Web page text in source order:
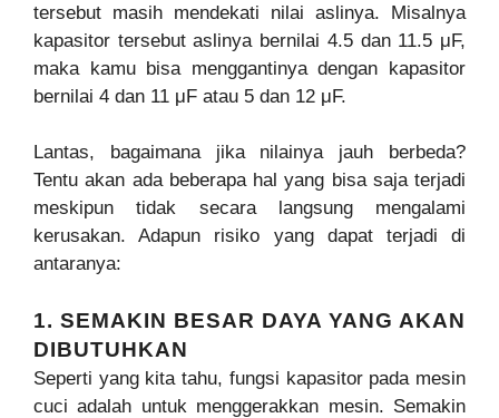
tersebut masih mendekati nilai aslinya. Misalnya
kapasitor tersebut aslinya bernilai 4.5 dan 11.5 μF,
maka kamu bisa menggantinya dengan kapasitor
bernilai 4 dan 11 μF atau 5 dan 12 μF.
Lantas, bagaimana jika nilainya jauh berbeda?
Tentu akan ada beberapa hal yang bisa saja terjadi
meskipun tidak secara langsung mengalami
kerusakan. Adapun risiko yang dapat terjadi di
antaranya:
1. SEMAKIN BESAR DAYA YANG AKAN
DIBUTUHKAN
Seperti yang kita tahu, fungsi kapasitor pada mesin
cuci adalah untuk menggerakkan mesin. Semakin